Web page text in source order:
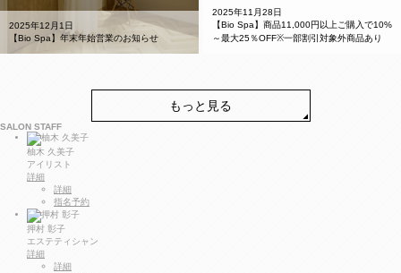
2025年12月1日
【Bio Spa】年末年始営業のお知らせ
2025年11月28日
【Bio Spa】商品11,000円以上ご購入で10%
～最大25％OFF※一部割引対象外商品あり
もっと見る
SALON STAFF
柚木 久美子
アイリスト
詳細
詳細
指名予約
押村 彰子
エステティシャン
詳細
詳細